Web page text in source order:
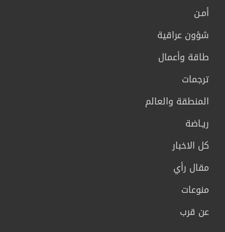
أمـن
شؤون عراقية
طاقة وأعمال
ترجمات
المنطقة والعالم
ريـاضة
كل الاخبار
مقال رأي
منوعات
عن قرب